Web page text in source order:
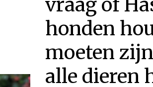
honden
moeten
alle dieren